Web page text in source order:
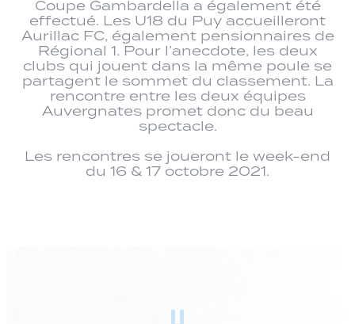
Coupe Gambardella a également été
effectué. Les U18 du Puy accueilleront
Aurillac FC, également pensionnaires de
Régional 1. Pour l’anecdote, les deux
clubs qui jouent dans la même poule se
partagent le sommet du classement. La
rencontre entre les deux équipes
Auvergnates promet donc du beau
spectacle.
Les rencontres se joueront le week-end
du 16 & 17 octobre 2021.